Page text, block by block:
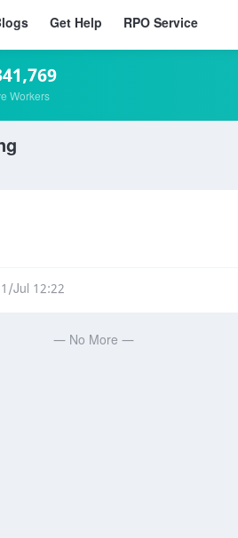
Get Help RPO Service
Workers
Jul 12:22
— No More —